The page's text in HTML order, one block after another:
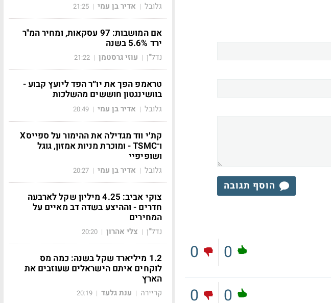
הוסף תגובה
0
0
0
0
גלובל | אדיר בן עמי |
21:25
אם המושבות: 97 עסקאות, ומחיר המ"ר
ירד 5.6% בשנה
נדל"ן | עוזי גרסטמן |
21:22
טראמפ הפך את יו״ר הפד ליועץ קבוע -
בוושינגטון חוששים מהשלכות
גלובל | אדיר בן עמי |
20:49
קת׳י ווד מגדילה את ההימור על ספייסX
ו־TSMC - ומוכרת מניות אמזון, גוגל
ושופיפיי
גלובל | אדיר בן עמי |
20:27
צוקי אביב: 4.25 מיליון שקל לארבעה
חדרים - וההיצע בשדה דב מאיים על
המחירים
נדל"ן | צלי אהרון |
20:20
1.2 מיליארד שקל בשנה: כמה מס
לוקחים איתם הישראלים שעוזבים את
הארץ
קריירה | ענת גלעד |
20:19